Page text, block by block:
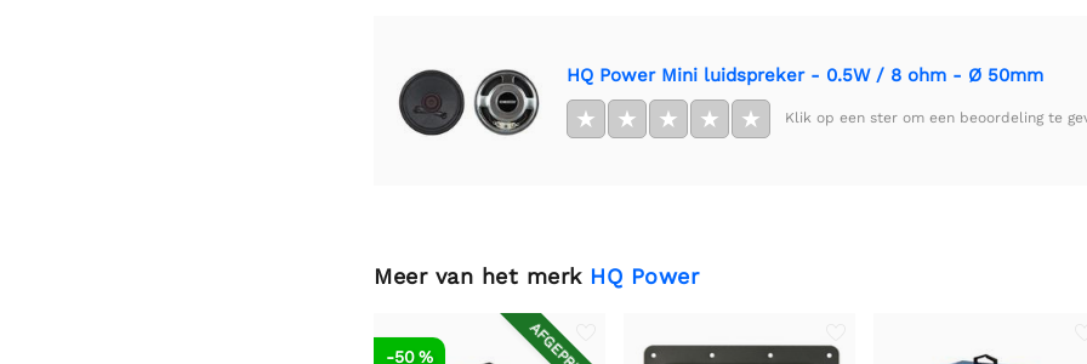
HQ Power Mini luidspreker - 0.5W / 8 ohm - Ø 50mm
★ ★ ★ ★ ★ Klik op een ster om een beoordeling te
Meer van het merk HQ Power
-50 %